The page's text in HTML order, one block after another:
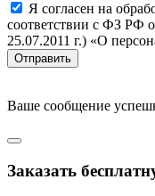
Я согласен на
соответствии с ФЗ РФ
25.07.2011 г.) «О
Отправить
Ваше сообщение
Заказать